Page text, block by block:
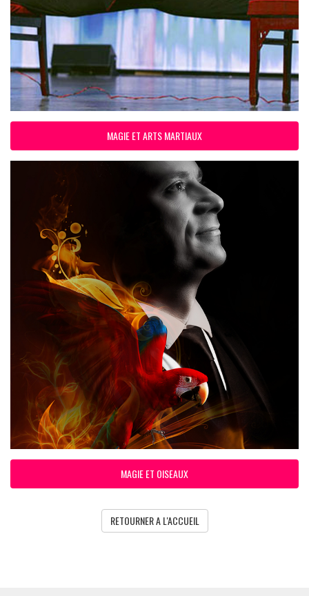
MAGIE ET ARTS MARTIAUX
MAGIE ET OISEAUX
RETOURNER A L'ACCUEIL